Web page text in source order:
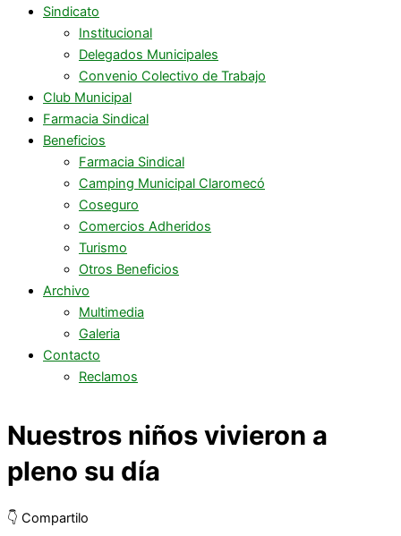
Sindicato
Institucional
Delegados Municipales
Convenio Colectivo de Trabajo
Club Municipal
Farmacia Sindical
Beneficios
Farmacia Sindical
Camping Municipal Claromecó
Coseguro
Comercios Adheridos
Turismo
Otros Beneficios
Archivo
Multimedia
Galeria
Contacto
Reclamos
Nuestros niños vivieron a
pleno su día
👇 Compartilo